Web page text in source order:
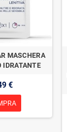
MASCHERA
IDRATANTE
€